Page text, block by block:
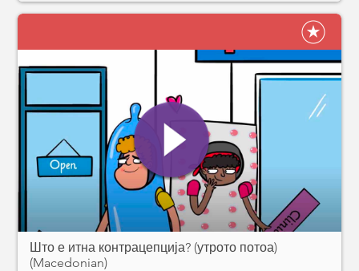
Што е итна контрацепција? (утрото потоа)
(Macedonian)